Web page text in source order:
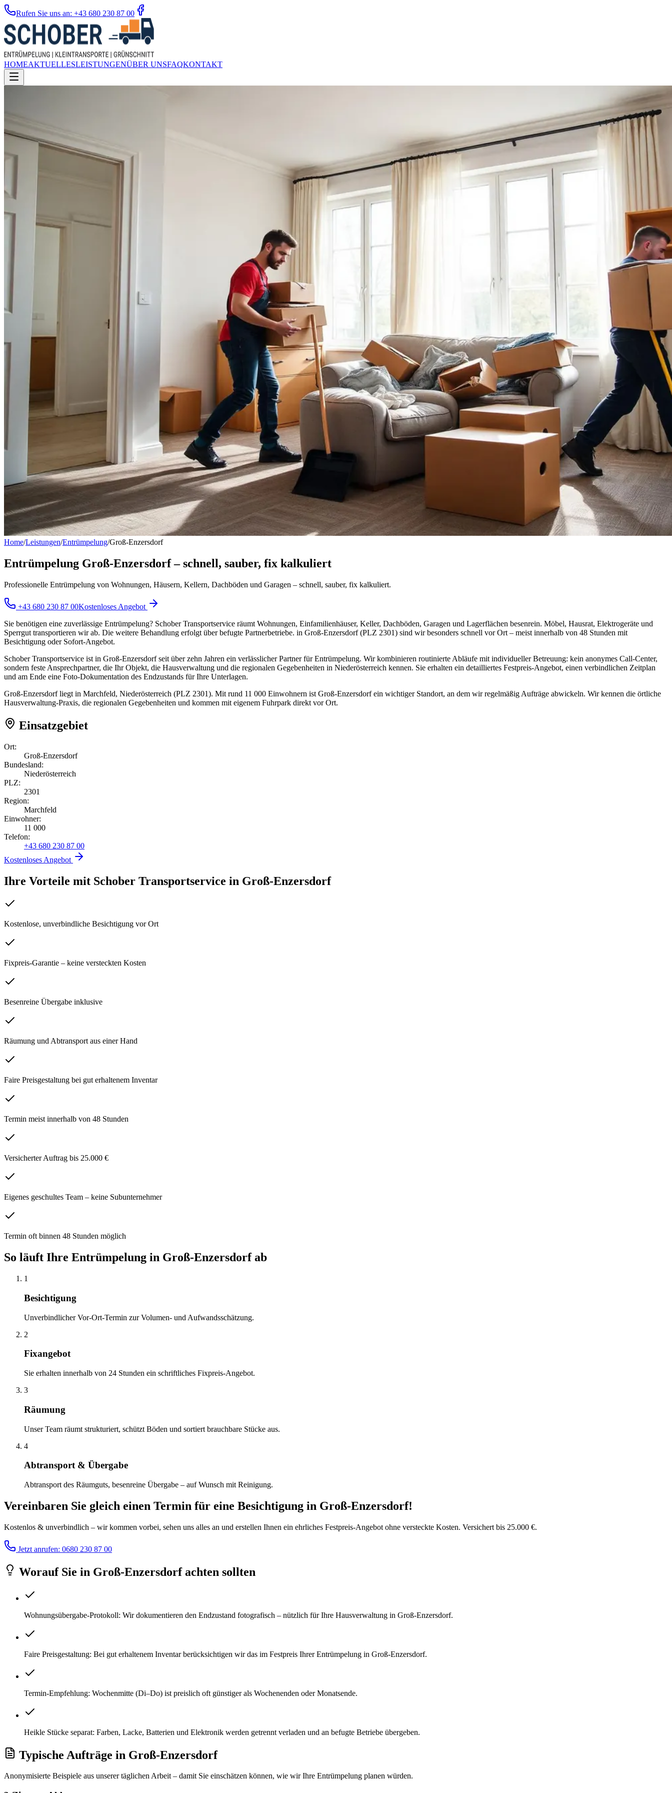
Rufen Sie uns an: +43 680 230 87 00
HOMEAKTUELLESLEISTUNGENÜBER UNSFAQKONTAKT
Home/Leistungen/Entrümpelung/Groß-Enzersdorf
Entrümpelung Groß-Enzersdorf – schnell, sauber, fix kalkuliert
Professionelle Entrümpelung von Wohnungen, Häusern, Kellern, Dachböden und Garagen – schnell, sauber, fix kalkuliert.
+43 680 230 87 00Kostenloses Angebot
Sie benötigen eine zuverlässige Entrümpelung? Schober Transportservice räumt Wohnungen, Einfamilienhäuser, Keller, Dachböden, Garagen und Lagerflächen besenrein. Möbel, Hausrat, Elektrogeräte und
Sperrgut transportieren wir ab. Die weitere Behandlung erfolgt über befugte Partnerbetriebe. in Groß-Enzersdorf (PLZ 2301) sind wir besonders schnell vor Ort – meist innerhalb von 48 Stunden mit
Besichtigung oder Sofort-Angebot.
Schober Transportservice ist in Groß-Enzersdorf seit über zehn Jahren ein verlässlicher Partner für Entrümpelung. Wir kombinieren routinierte Abläufe mit individueller Betreuung: kein anonymes Call-Center,
sondern feste Ansprechpartner, die Ihr Objekt, die Hausverwaltung und die regionalen Gegebenheiten in Niederösterreich kennen. Sie erhalten ein detailliertes Festpreis-Angebot, einen verbindlichen Zeitplan
und am Ende eine Foto-Dokumentation des Endzustands für Ihre Unterlagen.
Groß-Enzersdorf liegt in Marchfeld, Niederösterreich (PLZ 2301). Mit rund 11 000 Einwohnern ist Groß-Enzersdorf ein wichtiger Standort, an dem wir regelmäßig Aufträge abwickeln. Wir kennen die örtliche
Hausverwaltung-Praxis, die regionalen Gegebenheiten und kommen mit eigenem Fuhrpark direkt vor Ort.
Einsatzgebiet
Ort:
Groß-Enzersdorf
Bundesland:
Niederösterreich
PLZ:
2301
Region:
Marchfeld
Einwohner:
11 000
Telefon:
+43 680 230 87 00
Kostenloses Angebot
Ihre Vorteile mit Schober Transportservice in Groß-Enzersdorf
Kostenlose, unverbindliche Besichtigung vor Ort
Fixpreis-Garantie – keine versteckten Kosten
Besenreine Übergabe inklusive
Räumung und Abtransport aus einer Hand
Faire Preisgestaltung bei gut erhaltenem Inventar
Termin meist innerhalb von 48 Stunden
Versicherter Auftrag bis 25.000 €
Eigenes geschultes Team – keine Subunternehmer
Termin oft binnen 48 Stunden möglich
So läuft Ihre Entrümpelung in Groß-Enzersdorfab
1
Besichtigung
Unverbindlicher Vor-Ort-Termin zur Volumen- und Aufwandsschätzung.
2
Fixangebot
Sie erhalten innerhalb von 24 Stunden ein schriftliches Fixpreis-Angebot.
3
Räumung
Unser Team räumt strukturiert, schützt Böden und sortiert brauchbare Stücke aus.
4
Abtransport & Übergabe
Abtransport des Räumguts, besenreine Übergabe – auf Wunsch mit Reinigung.
Vereinbaren Sie gleich einen Termin für eine Besichtigung in Groß-Enzersdorf!
Kostenlos & unverbindlich – wir kommen vorbei, sehen uns alles an und erstellen Ihnen ein ehrliches Festpreis-Angebot ohne versteckte Kosten. Versichert bis 25.000 €.
Jetzt anrufen: 0680 230 87 00
Worauf Sie in Groß-Enzersdorfachten sollten
Wohnungsübergabe-Protokoll: Wir dokumentieren den Endzustand fotografisch – nützlich für Ihre Hausverwaltung in Groß-Enzersdorf.
Faire Preisgestaltung: Bei gut erhaltenem Inventar berücksichtigen wir das im Festpreis Ihrer Entrümpelung in Groß-Enzersdorf.
Termin-Empfehlung: Wochenmitte (Di–Do) ist preislich oft günstiger als Wochenenden oder Monatsende.
Heikle Stücke separat: Farben, Lacke, Batterien und Elektronik werden getrennt verladen und an befugte Betriebe übergeben.
Typische Aufträge in Groß-Enzersdorf
Anonymisierte Beispiele aus unserer täglichen Arbeit – damit Sie einschätzen können, wie wir Ihre Entrümpelung planen würden.